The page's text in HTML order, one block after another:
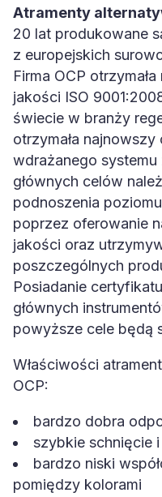
Atramenty
20 lat produkowane
z europejskich
Firma OCP
jakości ISO
świecie w branży
otrzymała
wdrażanego
głównych celów
podnoszenia
poprzez oferowanie
jakości oraz
poszczególnych
Posiadanie
głównych
powyższe cele będą
Właściwości
OCP:
bardzo dobra
szybkie schnięcie
bardzo niski
pomiędzy kolorami